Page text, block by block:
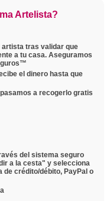
Artelista?
tras validar que
a tu casa. Aseguramos
el dinero hasta que
a recogerlo gratis
del sistema seguro
a la cesta" y selecciona
de crédito/débito, PayPal o